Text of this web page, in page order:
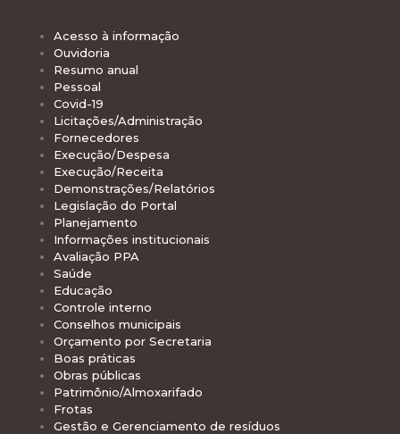
Acesso à informação
Ouvidoria
Resumo anual
Pessoal
Covid-19
Licitações/Administração
Fornecedores
Execução/Despesa
Execução/Receita
Demonstrações/Relatórios
Legislação do Portal
Planejamento
Informações institucionais
Avaliação PPA
Saúde
Educação
Controle interno
Conselhos municipais
Orçamento por Secretaria
Boas práticas
Obras públicas
Patrimônio/Almoxarifado
Frotas
Gestão e Gerenciamento de resíduos